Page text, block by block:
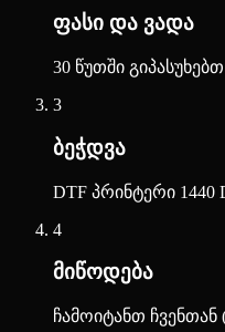
ფასი და ვადა
30 წუთში
3
ბეჭდვა
DTF პრინტერი
4
მიწოდება
ჩამოიტანთ